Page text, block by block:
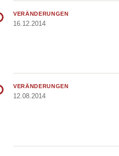
VERÄNDERUNGEN
16.12.2014
VERÄNDERUNGEN
12.08.2014